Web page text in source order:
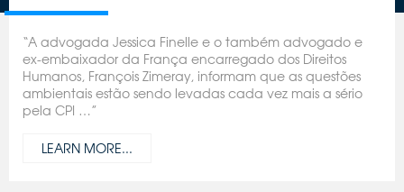
“A advogada Jessica Finelle e o também advogado e
ex-embaixador da França encarregado dos Direitos
Humanos, François Zimeray, informam que as questões
ambientais estão sendo levadas cada vez mais a sério
pela CPI …”
LEARN MORE...